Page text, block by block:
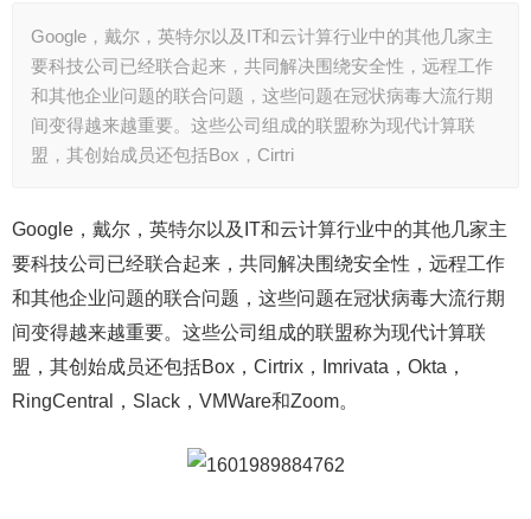
Google，戴尔，英特尔以及IT和云计算行业中的其他几家主
要科技公司已经联合起来，共同解决围绕安全性，远程工作
和其他企业问题的联合问题，这些问题在冠状病毒大流行期
间变得越来越重要。这些公司组成的联盟称为现代计算联
盟，其创始成员还包括Box，Cirtri
Google，戴尔，英特尔以及IT和云计算行业中的其他几家主
要科技公司已经联合起来，共同解决围绕安全性，远程工作
和其他企业问题的联合问题，这些问题在冠状病毒大流行期
间变得越来越重要。这些公司组成的联盟称为现代计算联
盟，其创始成员还包括Box，Cirtrix，Imrivata，Okta，
RingCentral，Slack，VMWare和Zoom。